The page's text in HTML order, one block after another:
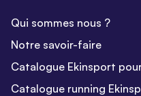
Qui sommes nous ?
Notre savoir-faire
Catalogue Ekinsport
Catalogue running